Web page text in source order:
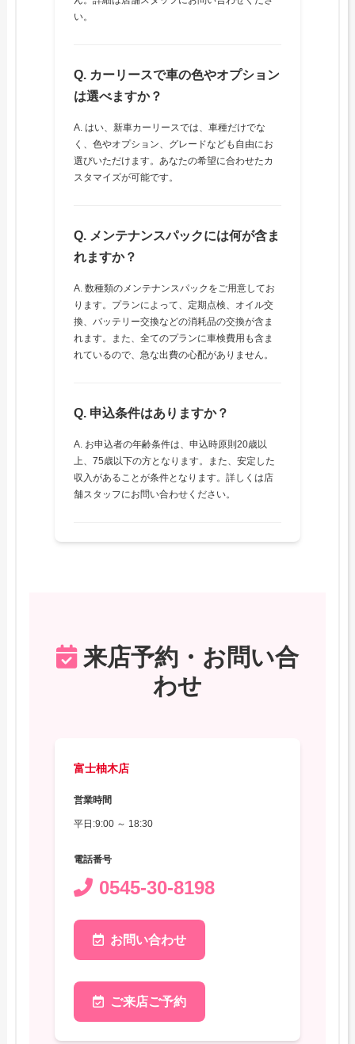
い。
Q. カーリースで車の色やオプション
は選べますか？
A. はい、新車カーリースでは、車種だけでな
く、色やオプション、グレードなども自由にお
選びいただけます。あなたの希望に合わせたカ
スタマイズが可能です。
Q. メンテナンスパックには何が含ま
れますか？
A. 数種類のメンテナンスパックをご用意してお
ります。プランによって、定期点検、オイル交
換、バッテリー交換などの消耗品の交換が含ま
れます。また、全てのプランに車検費用も含ま
れているので、急な出費の心配がありません。
Q. 申込条件はありますか？
A. お申込者の年齢条件は、申込時原則20歳以
上、75歳以下の方となります。また、安定した
収入があることが条件となります。詳しくは店
舗スタッフにお問い合わせください。
来店予約・お問い合
わせ
富士柚木店
営業時間
平日:9:00 ～ 18:30
電話番号
0545-30-8198
お問い合わせ
ご来店ご予約